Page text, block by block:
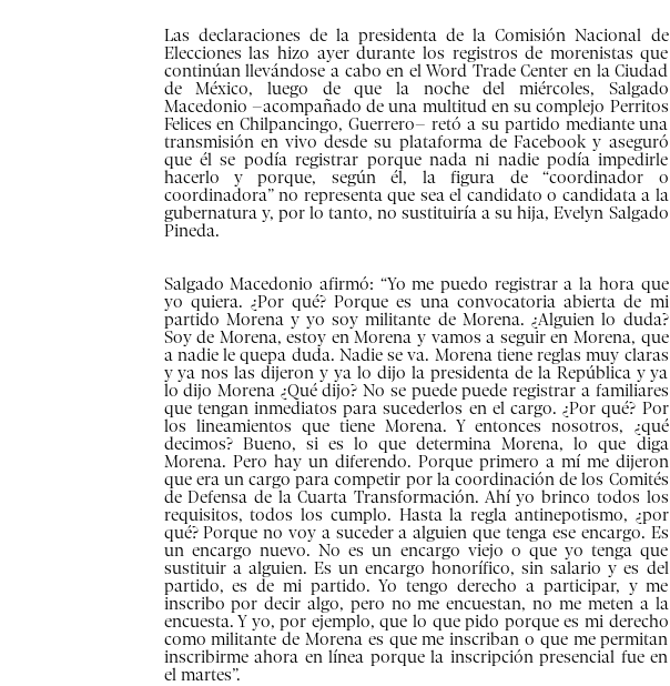
Las declaraciones de la presidenta de la Comisión Nacional de
Elecciones las hizo ayer durante los registros de morenistas que
continúan llevándose a cabo en el Word Trade Center en la Ciudad
de México, luego de que la noche del miércoles, Salgado
Macedonio –acompañado de una multitud en su complejo Perritos
Felices en Chilpancingo, Guerrero– retó a su partido mediante una
transmisión en vivo desde su plataforma de Facebook y aseguró
que él se podía registrar porque nada ni nadie podía impedirle
hacerlo y porque, según él, la figura de “coordinador o
coordinadora” no representa que sea el candidato o candidata a la
gubernatura y, por lo tanto, no sustituiría a su hija, Evelyn Salgado
Pineda.
Salgado Macedonio afirmó: “Yo me puedo registrar a la hora que
yo quiera. ¿Por qué? Porque es una convocatoria abierta de mi
partido Morena y yo soy militante de Morena. ¿Alguien lo duda?
Soy de Morena, estoy en Morena y vamos a seguir en Morena, que
a nadie le quepa duda. Nadie se va. Morena tiene reglas muy claras
y ya nos las dijeron y ya lo dijo la presidenta de la República y ya
lo dijo Morena ¿Qué dijo? No se puede puede registrar a familiares
que tengan inmediatos para sucederlos en el cargo. ¿Por qué? Por
los lineamientos que tiene Morena. Y entonces nosotros, ¿qué
decimos? Bueno, si es lo que determina Morena, lo que diga
Morena. Pero hay un diferendo. Porque primero a mí me dijeron
que era un cargo para competir por la coordinación de los Comités
de Defensa de la Cuarta Transformación. Ahí yo brinco todos los
requisitos, todos los cumplo. Hasta la regla antinepotismo, ¿por
qué? Porque no voy a suceder a alguien que tenga ese encargo. Es
un encargo nuevo. No es un encargo viejo o que yo tenga que
sustituir a alguien. Es un encargo honorífico, sin salario y es del
partido, es de mi partido. Yo tengo derecho a participar, y me
inscribo por decir algo, pero no me encuestan, no me meten a la
encuesta. Y yo, por ejemplo, que lo que pido porque es mi derecho
como militante de Morena es que me inscriban o que me permitan
inscribirme ahora en línea porque la inscripción presencial fue en
el martes”.